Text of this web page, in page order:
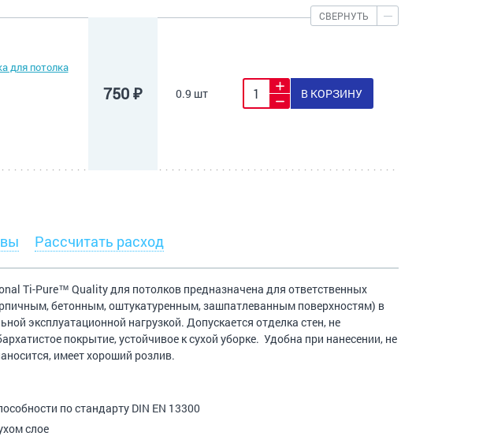
СВЕРНУТЬ
для потолка
750 ₽ 0.9 шт В КОРЗИНУ
Рассчитать расход
Ti-Pure™ Quality для потолков предназначена для ответственных
бетонным, оштукатуренным, зашпатлеванным поверхностям) в
эксплуатационной нагрузкой. Допускается отделка стен, не
покрытие, устойчивое к сухой уборке. Удобна при нанесении, не
имеет хороший розлив.
по стандарту DIN EN 13300
слое